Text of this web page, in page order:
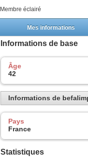
Membre éclairé
Mes informations
Informations de base
Âge
42
Informations de
Pays
France
Statistiques